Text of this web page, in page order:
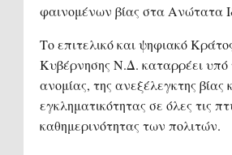
φαινομένων βίας στα Ανώτατα
Το επιτελικό και ψηφιακό
Κυβέρνησης Ν.Δ. καταρρέει υπό
ανομίας, της ανεξέλεγκτης βίας
εγκληματικότητας σε όλες τις
καθημερινότητας των πολιτών.